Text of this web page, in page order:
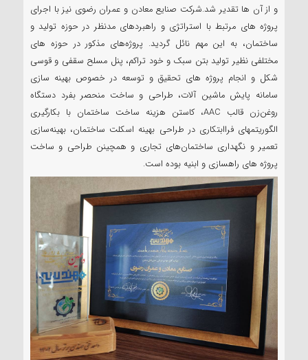
و از آن ها تقدیر شد.شرکت صنایع معادن و عمران رضوی نیز با اجرای
پروژه های مرتبط با استراتژی و راهبردهای مدنظر در حوزه تولید و
ساختمان، به این مهم نائل گردید. پروژه‌های مذکور در حوزه های
مختلفی نظیر تولید بتن سبک و خود تراکم، پنل مسلح سقفی و قوسی
شکل و انجام پروژه های تحقیق و توسعه در خصوص بهینه سازی
سامانه پایش ماشین آلات، طراحی و ساخت منحصر بفرد دستگاه
روغن‌زن قالب AAC، کاستن هزینه ساخت ساختمان با بکارگیری
الگوریتمهای فراابتکاری در طراحی بهینه اسکلت ساختمان، بهینه‌سازی
تعمیر و نگهداری ساختمان‌های تجاری و همچینن طراحی و ساخت
پروژه های راهسازی و ابنیه بوده است.